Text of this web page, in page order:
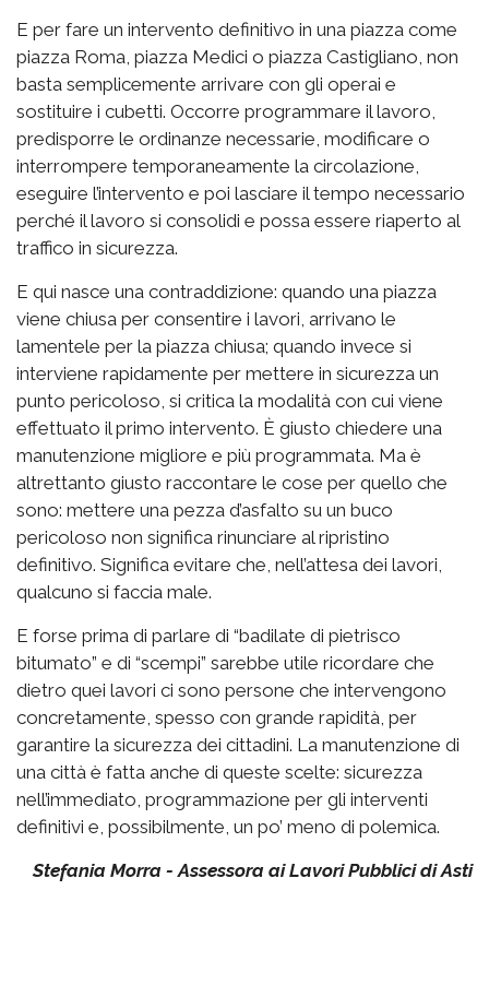
E per fare un intervento definitivo in una piazza come
piazza Roma, piazza Medici o piazza Castigliano, non
basta semplicemente arrivare con gli operai e
sostituire i cubetti. Occorre programmare il lavoro,
predisporre le ordinanze necessarie, modificare o
interrompere temporaneamente la circolazione,
eseguire l’intervento e poi lasciare il tempo necessario
perché il lavoro si consolidi e possa essere riaperto al
traffico in sicurezza.
E qui nasce una contraddizione: quando una piazza
viene chiusa per consentire i lavori, arrivano le
lamentele per la piazza chiusa; quando invece si
interviene rapidamente per mettere in sicurezza un
punto pericoloso, si critica la modalità con cui viene
effettuato il primo intervento. È giusto chiedere una
manutenzione migliore e più programmata. Ma è
altrettanto giusto raccontare le cose per quello che
sono: mettere una pezza d’asfalto su un buco
pericoloso non significa rinunciare al ripristino
definitivo. Significa evitare che, nell’attesa dei lavori,
qualcuno si faccia male.
E forse prima di parlare di “badilate di pietrisco
bitumato” e di “scempi” sarebbe utile ricordare che
dietro quei lavori ci sono persone che intervengono
concretamente, spesso con grande rapidità, per
garantire la sicurezza dei cittadini. La manutenzione di
una città è fatta anche di queste scelte: sicurezza
nell’immediato, programmazione per gli interventi
definitivi e, possibilmente, un po’ meno di polemica.
Stefania Morra - Assessora ai Lavori Pubblici di Asti